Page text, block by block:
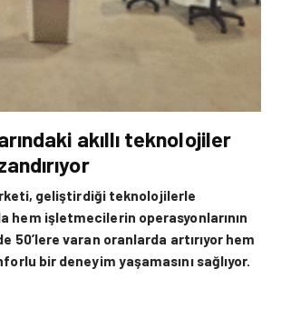
akıllı teknolojiler
geliştirdiği teknolojilerle
hem işletmecilerin operasyonlarının
50’lere varan oranlarda artırıyor hem
bir deneyim yaşamasını sağlıyor.